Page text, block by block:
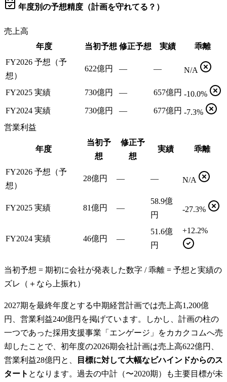
年度別の予想精度（計画を守れてる？）
売上高
年度
当初予想 修正予想 実績
乖離
FY2026 予想（予
想）
622億円 — — N/A
FY2025 実績 730億円 — 657億円 -10.0%
FY2024 実績
730億円 — 677億円 -7.3%
営業利益
年度
当初予
想
修正予
想
実績 乖離
FY2026 予想（予
想）
28億円 — — N/A
FY2025 実績 81億円 —
58.9億
円
-27.3%
FY2024 実績 46億円 —
51.6億
円
+12.2%
当初予想 = 期初に会社が発表した数字 / 乖離 = 予想と実績の
ズレ（＋なら上振れ）
2027期を最終年度とする中期経営計画では売上高1,200億
円、営業利益240億円を掲げています。しかし、計画の柱の
一つであった採用支援事業「エンゲージ」をカカクコムへ売
却したことで、初年度の2026期会社計画は売上高622億円、
営業利益28億円と、
目標に対して大幅なビハインドからのス
タート となります。過去の中計（〜2020期）も主要目標が未